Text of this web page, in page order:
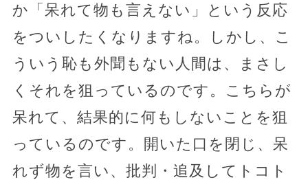
か「呆れて物も言えない」という反応
をついしたくなりますね。しかし、こ
ういう恥も外聞もない人間は、まさし
くそれを狙っているのです。こちらが
呆れて、結果的に何もしないことを狙
っているのです。開いた口を閉じ、呆
れず物を言い、批判・追及してトコト